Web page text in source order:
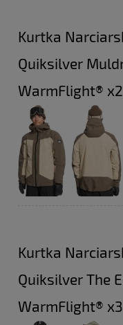
Kurtka
Quiksilver
WarmFlight® x2
Kurtka
Quiksilver The
WarmFlight® x3